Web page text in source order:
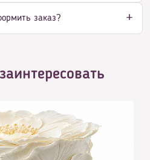
заказ?